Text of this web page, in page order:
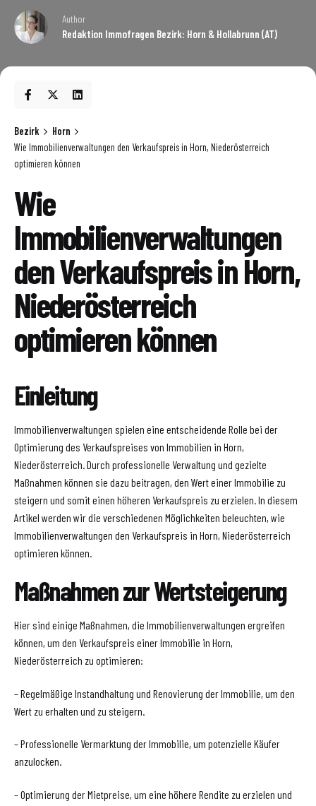
Author
Redaktion Immofragen Bezirk: Horn & Hollabrunn (AT)
Bezirk
Horn
Wie Immobilienverwaltungen den Verkaufspreis in Horn, Niederösterreich
optimieren können
Wie
Immobilienverwaltungen
den Verkaufspreis in Horn,
Niederösterreich
optimieren können
Einleitung
Immobilienverwaltungen spielen eine entscheidende Rolle bei der
Optimierung des Verkaufspreises von Immobilien in Horn,
Niederösterreich. Durch professionelle Verwaltung und gezielte
Maßnahmen können sie dazu beitragen, den Wert einer Immobilie zu
steigern und somit einen höheren Verkaufspreis zu erzielen. In diesem
Artikel werden wir die verschiedenen Möglichkeiten beleuchten, wie
Immobilienverwaltungen den Verkaufspreis in Horn, Niederösterreich
optimieren können.
Maßnahmen zur Wertsteigerung
Hier sind einige Maßnahmen, die Immobilienverwaltungen ergreifen
können, um den Verkaufspreis einer Immobilie in Horn,
Niederösterreich zu optimieren:
– Regelmäßige Instandhaltung und Renovierung der Immobilie, um den
Wert zu erhalten und zu steigern.
– Professionelle Vermarktung der Immobilie, um potenzielle Käufer
anzulocken.
– Optimierung der Mietpreise, um eine höhere Rendite zu erzielen und